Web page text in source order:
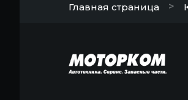
Главная страница >